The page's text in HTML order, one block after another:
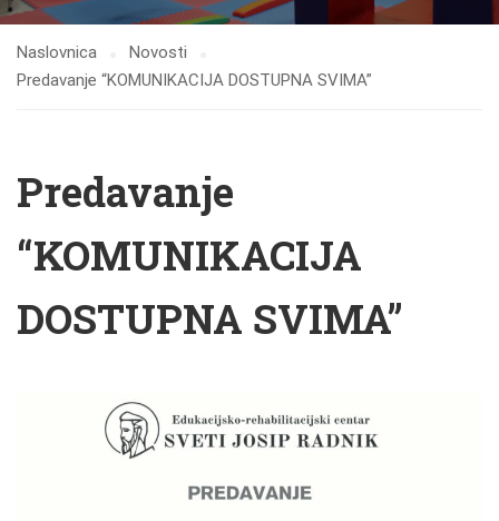
Naslovnica
Novosti
Predavanje “KOMUNIKACIJA DOSTUPNA SVIMA”
Predavanje
“KOMUNIKACIJA
DOSTUPNA SVIMA”